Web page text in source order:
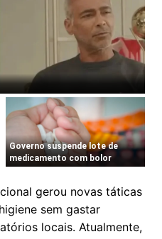
gerou novas táticas
sem gastar
locais. Atualmente,